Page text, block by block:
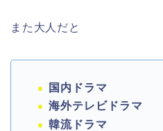
また大人だと
国内ドラマ
海外テレビドラマ
韓流ドラマ